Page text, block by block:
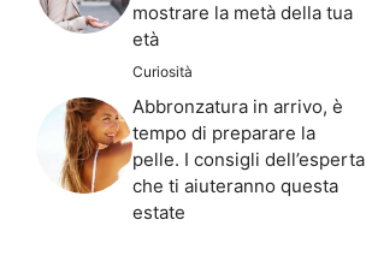
mostrare la metà della tua
età
Curiosità
Abbronzatura in arrivo, è
tempo di preparare la
pelle. I consigli dell’esperta
che ti aiuteranno questa
estate